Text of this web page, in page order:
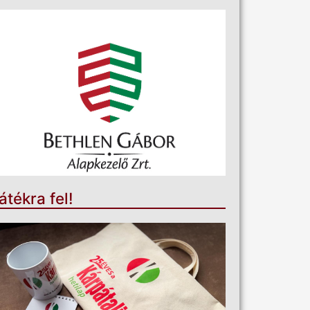
fel!